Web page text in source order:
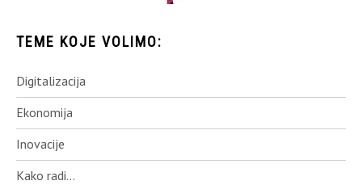
TEME KOJE VOLIMO:
Digitalizacija
Ekonomija
Inovacije
Kako radi…